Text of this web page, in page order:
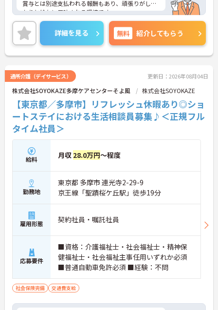
賞与とは別途支払われる報酬もあり、頑張りがしっ
かりと給与に反映される環境です。
ご興味ある方には、面接対策ポイントなど、さらに
詳細をお話しいたしますのでお気軽にご相談くださ
い！
詳細を見る 無料 紹介してもらう
通所介護（デイサービス） 更新日：2026年08月04日
株式会社SOYOKAZE多摩ケアセンターそよ風 株式会社SOYOKAZE
【東京都／多摩市】リフレッシュ休暇あり◎ショ
ートステイにおける生活相談員募集♪＜正規フル
タイム社員＞
給料 月収 28.0万円～程度
勤務地
東京都 多摩市 連光寺2-29-9
京王線「聖蹟桜ケ丘駅」徒歩19分
雇用形態 契約社員・嘱託社員
応募要件
■資格：介護福祉士・社会福祉士・精神保
健福祉士・社会福祉主事任用いずれか必須
■普通自動車免許必須 ■経験：不問
社会保険完備 交通費支給